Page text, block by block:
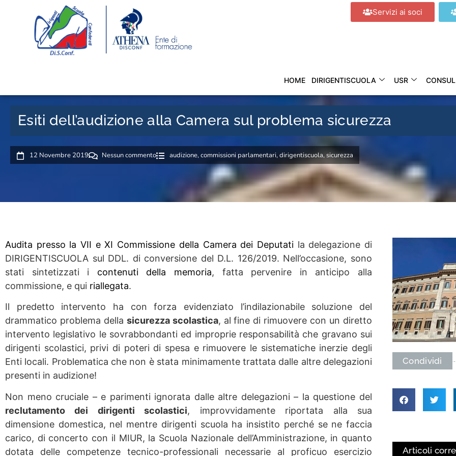
Servizi ai soci
HOME DIRIGENTISCUOLA USR
Esiti dell’audizione alla Camera sul problema sicurezza
12 Novembre 2019 Nessun commento audizione,commissioni parlamentari,dirigentiscuola,sicurezza
Audita presso la VII e XI Commissione della Camera dei Deputatila delegazione di
DIRIGENTISCUOLA sul DDL. di conversione del D.L. 126/2019. Nell’occasione, sono
stati sintetizzati i contenuti della memoria, fatta pervenire in anticipo alla
commissione, e qui riallegata.
Il predetto intervento ha con forza evidenziato l’indilazionabile soluzione del
drammatico problema della sicurezza scolastica, al fine di rimuovere con un diretto
intervento legislativo le sovrabbondanti ed improprie responsabilità che gravano sui
dirigenti scolastici, privi di poteri di spesa e rimuovere le sistematiche inerzie degli
Enti locali. Problematica che non è stata minimamente trattata dalle altre delegazioni
presenti in audizione!
Non meno cruciale – e parimenti ignorata dalle altre delegazioni – la questione del
reclutamento dei dirigenti scolastici, improvvidamente riportata alla sua
dimensione domestica, nel mentre dirigenti scuola ha insistito perché se ne faccia
carico, di concerto con il MIUR, la Scuola Nazionale dell’Amministrazione, in quanto
dotata delle competenze tecnico-professionali necessarie al proficuo esercizio
Condividi
Articoli